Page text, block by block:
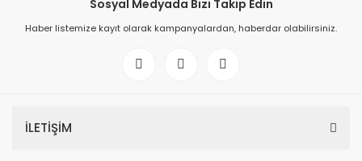
Sosyal Medyada Bizi Takip Edin
Haber listemize kayıt olarak kampanyalardan, haberdar olabilirsiniz.
İLETİŞİM